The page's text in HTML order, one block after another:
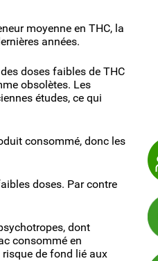
moyenne en THC, la
années.
doses faibles de THC
obsolètes. Les
études, ce qui
consommé, donc les
doses. Par contre
dont
consommé en
de fond lié aux